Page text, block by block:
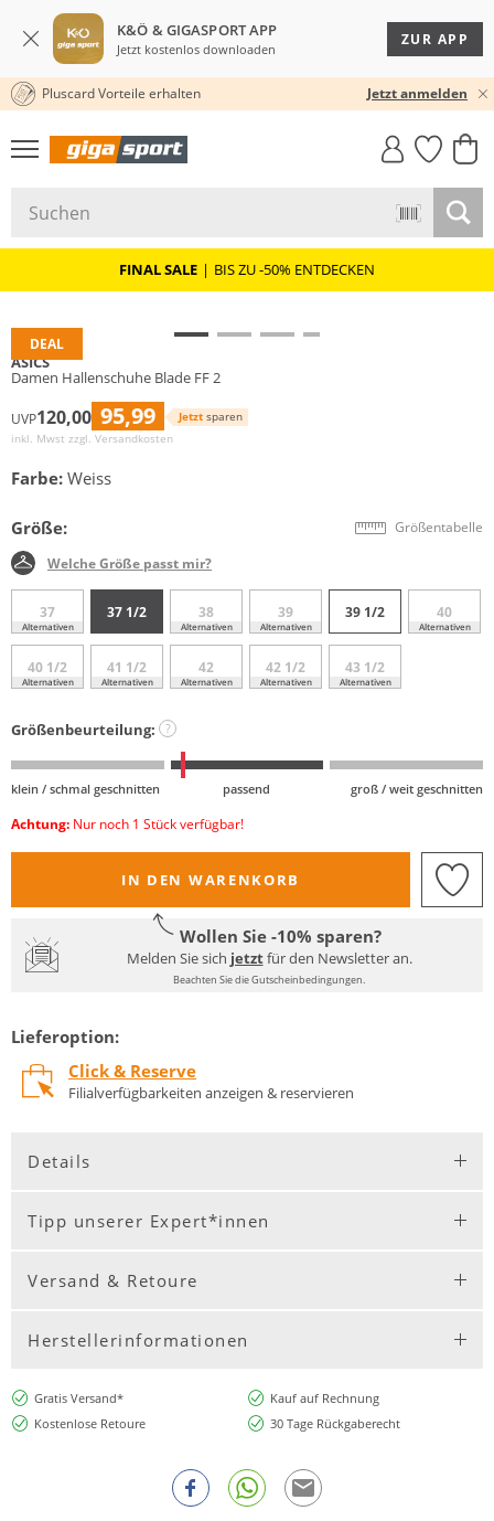
K&Ö & GIGASPORT APP
Jetzt kostenlos downloaden
ZUR APP
30 TAGE RÜCKGABERECHT
Pluscard Vorteile erhalten Jetzt anmelden
GIGASTYLE
FAHRRAD­
MUST-HAVE
FINAL SALE | BIS ZU -50% ENTDECKEN
DEAL
ASICS
Damen Hallenschuhe Blade FF 2
UVP120,00 95,99 Jetzt sparen
inkl. Mwst zzgl. Versandkosten
Farbe: Weiss
Größe: Größentabelle
Welche Größe passt mir?
37
Alternativen
37 1/2 38
Alternativen
39
Alternativen
39 1/2 40
Alternativen
40 1/2
Alternativen
41 1/2
Alternativen
42
Alternativen
42 1/2
Alternativen
43 1/2
Alternativen
Größenbeurteilung: ?
klein / schmal geschnitten passend groß / weit geschnitten
Achtung: Nur noch 1 Stück verfügbar!
IN DEN WARENKORB
Wollen Sie -10% sparen?
Melden Sie sich jetztfür den Newsletter an.
Beachten Sie die Gutscheinbedingungen.
Lieferoption:
Click & Reserve
Filialverfügbarkeiten anzeigen & reservieren
Details
Tipp unserer Expert*innen
Versand & Retoure
Herstellerinformationen
Gratis Versand*
Kauf auf Rechnung
Kostenlose Retoure
30 Tage Rückgaberecht